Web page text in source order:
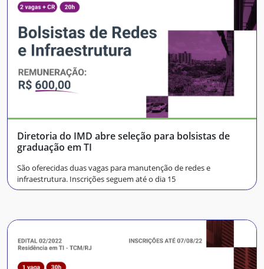
Diretoria do IMD abre seleção para bolsistas de
graduação em TI
São oferecidas duas vagas para manutenção de redes e
infraestrutura. Inscrições seguem até o dia 15